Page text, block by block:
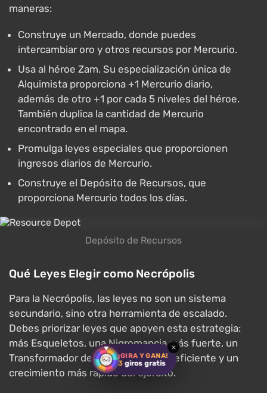
¡GIRA Y GANA!
3 giros gratis
×
maneras:
Construye un Mercado, donde puedes
intercambiar oro y otros recursos por Mercurio.
Usa al héroe Zam. Su especialización única de
Alquimista proporciona +1 Mercurio diario,
además de otro +1 por cada 5 niveles del héroe.
También duplica la cantidad de Mercurio
encontrado en el mapa.
Promulga leyes especiales que proporcionen
ingresos diarios de Mercurio.
Construye el Depósito de Recursos, que
proporciona Mercurio todos los días.
Depósito de Recursos
Qué Leyes Elegir como Necrópolis
Para la Necrópolis, las leyes no son un sistema
secundario, sino otra herramienta de escalado.
Debes priorizar leyes que apoyen esta estrategia:
más Esqueletos, una Nigromancia más fuerte, un
Transformador de No Muertos más eficiente y un
crecimiento más rápido del ejército.